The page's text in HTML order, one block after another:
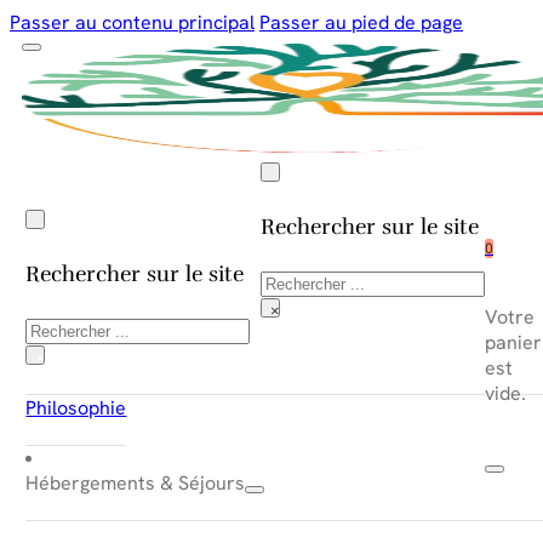
Passer au contenu principal Passer au pied de page
Rechercher sur le site
Rechercher
×
0
Votre
panier
est
vide.
Rechercher sur le site
Rechercher
×
Philosophie
Hébergements & Séjours